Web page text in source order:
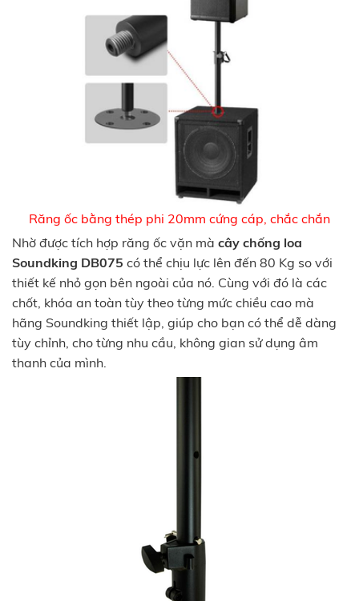
Răng ốc bằng thép phi 20mm cứng cáp, chắc chắn
Nhờ được tích hợp răng ốc vặn mà cây chống loa
Soundking DB075 có thể chịu lực lên đến 80 Kg so với
thiết kế nhỏ gọn bên ngoài của nó. Cùng với đó là các
chốt, khóa an toàn tùy theo từng mức chiều cao mà
hãng Soundking thiết lập, giúp cho bạn có thể dễ dàng
tùy chỉnh, cho từng nhu cầu, không gian sử dụng âm
thanh của mình.